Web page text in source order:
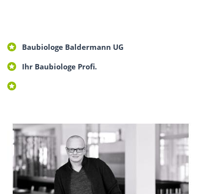
Baubiologe Baldermann UG
Ihr Baubiologe Profi.